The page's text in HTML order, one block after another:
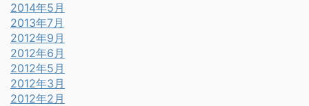
2014年5月
2013年7月
2012年9月
2012年6月
2012年5月
2012年3月
2012年2月